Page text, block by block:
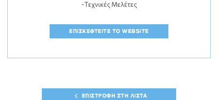
-Τεχνικές Μελέτες
ΕΠΙΣΚΕΦΤΕΙΤΕ ΤΟ WEBSITE
ΕΠΙΣΤΡΟΦΗ ΣΤΗ ΛΙΣΤΑ